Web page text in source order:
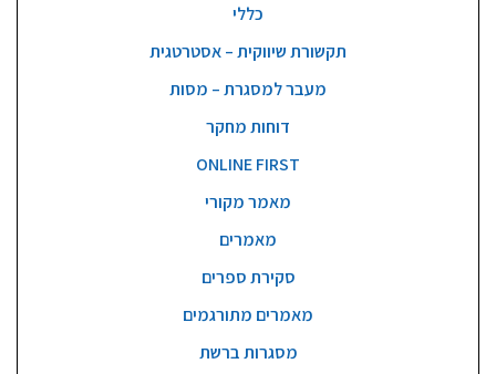
כללי
תקשורת שיווקית – אסטרטגית
מעבר למסגרת – מסות
דוחות מחקר
ONLINE FIRST
מאמר מקורי
מאמרים
סקירת ספרים
מאמרים מתורגמים
מסגרות ברשת